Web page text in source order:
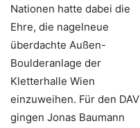
Nationen hatte dabei die
Ehre, die nagelneue
überdachte Außen-
Boulderanlage der
Kletterhalle Wien
einzuweihen. Für den DAV
gingen Jonas Baumann